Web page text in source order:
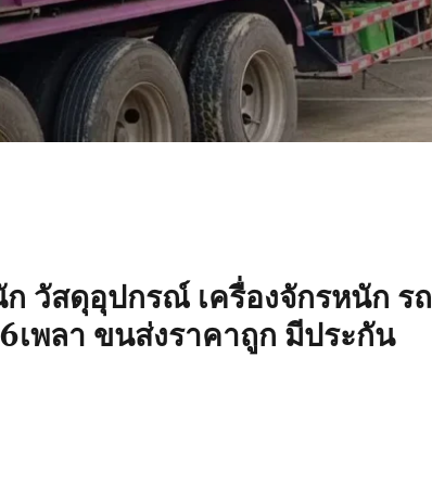
วัสดุอุปกรณ์ เครื่องจักรหนัก รถ
เพลา ขนส่งราคาถูก มีประกัน